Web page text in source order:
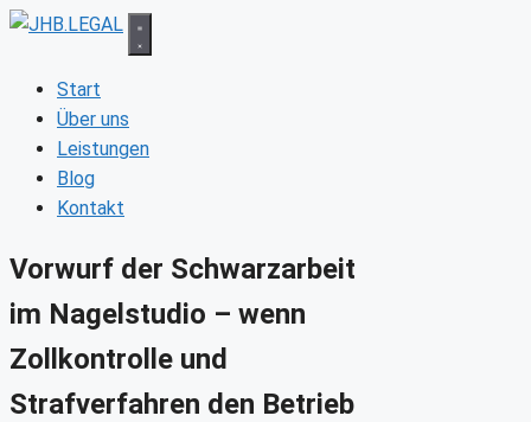
Zum
springenStart
Über uns
Leistungen
Blog
Kontakt
Vorwurf der Schwarzarbeit
im Nagelstudio – wenn
Zollkontrolle und
Strafverfahren den Betrieb